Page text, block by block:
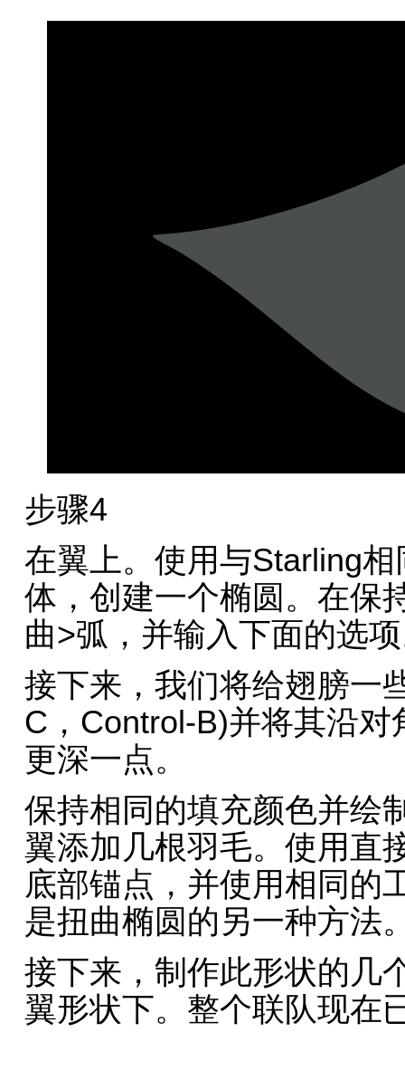
步骤4
在翼上。使用与Starling
体，创建一个椭圆。在保
曲>弧，并输入下面的选
接下来，我们将给翅膀一
C，Control-B)并将其沿
更深一点。
保持相同的填充颜色并绘
翼添加几根羽毛。使用直
底部锚点，并使用相同的
是扭曲椭圆的另一种方法
接下来，制作此形状的几
翼形状下。整个联队现在